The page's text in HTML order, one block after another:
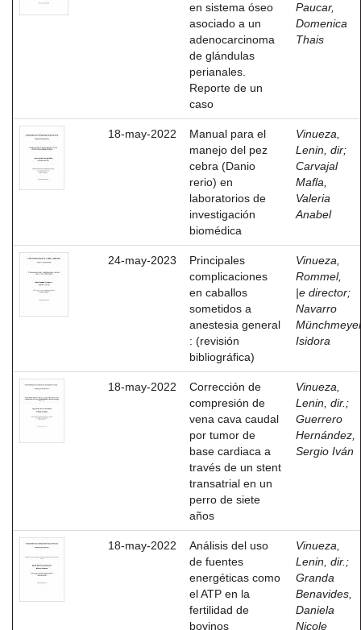
en sistema óseo
asociado a un
adenocarcinoma
de glándulas
perianales.
Reporte de un
caso
Paucar,
Domenica
Thais
18-may-2022
Manual para el
manejo del pez
cebra (Danio
rerio) en
laboratorios de
investigación
biomédica
Vinueza,
Lenin, dir;
Carvajal
Mafla,
Valeria
Anabel
24-may-2023
Principales
complicaciones
en caballos
sometidos a
anestesia general
: (revisión
bibliográfica)
Vinueza,
Rommel,
|e director;
Navarro
Isidora
18-may-2022
Corrección de
compresión de
vena cava caudal
por tumor de
base cardiaca a
través de un stent
transatrial en un
perro de siete
años
Vinueza,
Lenin, dir. ;
Guerrero
Hernández,
Sergio Iván
18-may-2022
Análisis del uso
de fuentes
energéticas como
el ATP en la
fertilidad de
bovinos
Vinueza,
Lenin, dir. ;
Granda
Benavides,
Daniela
Nicole